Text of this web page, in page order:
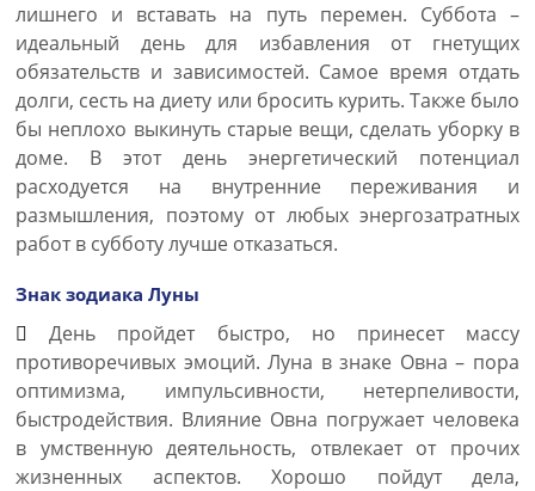
лишнего и вставать на путь перемен. Суббота –
идеальный день для избавления от гнетущих
обязательств и зависимостей. Самое время отдать
долги, сесть на диету или бросить курить. Также было
бы неплохо выкинуть старые вещи, сделать уборку в
доме. В этот день энергетический потенциал
расходуется на внутренние переживания и
размышления, поэтому от любых энергозатратных
работ в субботу лучше отказаться.
Знак зодиака Луны
День пройдет быстро, но принесет массу
противоречивых эмоций. Луна в знаке Овна – пора
оптимизма, импульсивности, нетерпеливости,
быстродействия. Влияние Овна погружает человека
в умственную деятельность, отвлекает от прочих
жизненных аспектов. Хорошо пойдут дела,